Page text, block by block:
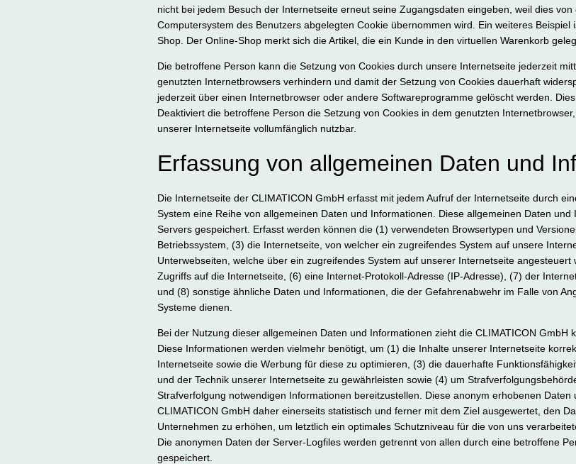
nicht bei jedem Besuch der Internetseite erneut seine Zugangsdaten eingeben, weil dies
Computersystem des Benutzers abgelegten Cookie übernommen wird. Ein weiteres
Shop. Der Online-Shop merkt sich die Artikel, die ein Kunde in den virtuellen Warenkorb
Die betroffene Person kann die Setzung von Cookies durch unsere Internetseite jederzeit
genutzten Internetbrowsers verhindern und damit der Setzung von Cookies dauerhaft
jederzeit über einen Internetbrowser oder andere Softwareprogramme gelöscht werden.
Deaktiviert die betroffene Person die Setzung von Cookies in dem genutzten
unserer Internetseite vollumfänglich nutzbar.
Erfassung von allgemeinen Daten und
Die Internetseite der CLIMATICON GmbH erfasst mit jedem Aufruf der Internetseite durch
System eine Reihe von allgemeinen Daten und Informationen. Diese allgemeinen Daten
Servers gespeichert. Erfasst werden können die (1) verwendeten Browsertypen und
Betriebssystem, (3) die Internetseite, von welcher ein zugreifendes System auf unsere
Unterwebseiten, welche über ein zugreifendes System auf unserer Internetseite
Zugriffs auf die Internetseite, (6) eine Internet-Protokoll-Adresse (IP-Adresse), (7) der
und (8) sonstige ähnliche Daten und Informationen, die der Gefahrenabwehr im Falle von
Systeme dienen.
Bei der Nutzung dieser allgemeinen Daten und Informationen zieht die CLIMATICON GmbH
Diese Informationen werden vielmehr benötigt, um (1) die Inhalte unserer Internetseite
Internetseite sowie die Werbung für diese zu optimieren, (3) die dauerhafte
und der Technik unserer Internetseite zu gewährleisten sowie (4) um
Strafverfolgung notwendigen Informationen bereitzustellen. Diese anonym erhobenen
CLIMATICON GmbH daher einerseits statistisch und ferner mit dem Ziel ausgewertet, den
Unternehmen zu erhöhen, um letztlich ein optimales Schutzniveau für die von uns
Die anonymen Daten der Server-Logfiles werden getrennt von allen durch eine betroffene
gespeichert.